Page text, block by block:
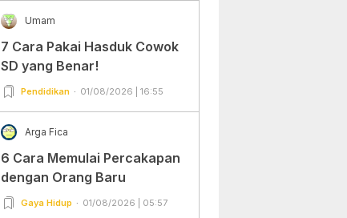
Umam
7 Cara Pakai Hasduk Cowok
SD yang Benar!
Pendidikan 01/08/2026 | 16:55
Arga Fica
6 Cara Memulai Percakapan
dengan Orang Baru
Gaya Hidup 01/08/2026 | 05:57